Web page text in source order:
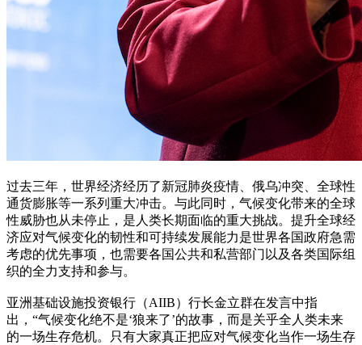
过去三年，世界经济经历了新冠肺炎疫情、俄乌冲突、全球性
通货膨胀等一系列重大冲击。与此同时，气候变化带来的全球
性威胁也从未停止，是人类长期面临的重大挑战。提升全球经
济应对气候变化的韧性和可持续发展能力是世界各国政府急需
考虑的优先事项，也需要各国公共和私营部门以及各类国际组
织的全力支持和参与。
亚洲基础设施投资银行（AIIB）行长金立群在发言中指
出，“气候变化绝不是‘狼来了’的故事，而是关乎全人类未来
的一场生存危机。只有大家真正把应对气候变化当作一场生存